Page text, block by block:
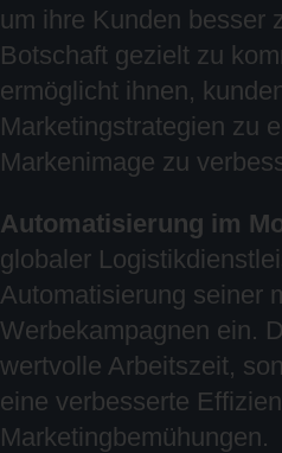
um ihre Kunden besser
Botschaft gezielt zu
ermöglicht ihnen,
Marketingstrategien zu
Markenimage zu
Automatisierung im
globaler
Automatisierung seiner
Werbekampagnen ein.
wertvolle Arbeitszeit,
eine verbesserte
Marketingbemühungen.